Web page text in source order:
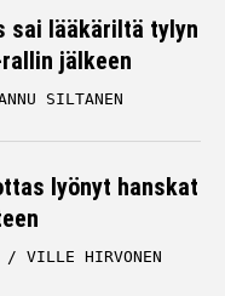
sai lääkäriltä tylyn
jälkeen
SILTANEN
lyönyt hanskat
VILLE HIRVONEN